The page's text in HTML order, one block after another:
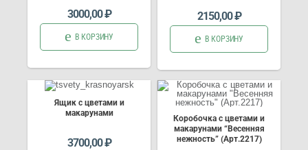
3000,00₽
В КОРЗИНУ
2150,00₽
В КОРЗИНУ
Ящик с цветами и
макарунами
3700,00₽
Коробочка с цветами и
макарунами “Весенняя
нежность” (Арт.2217)